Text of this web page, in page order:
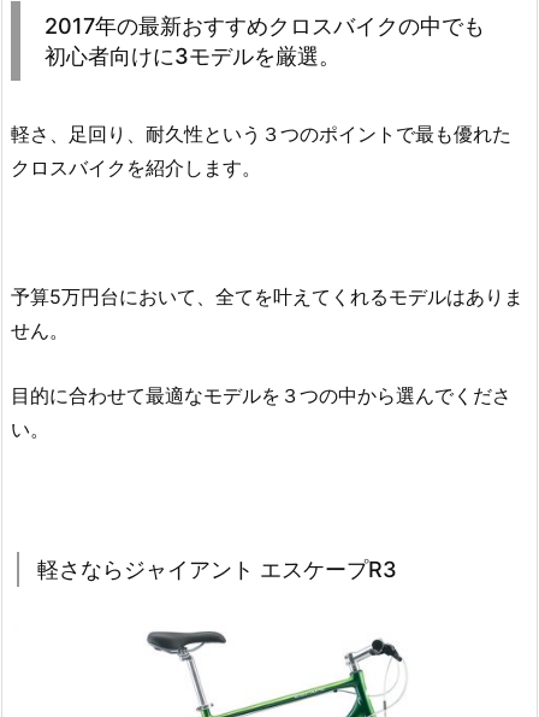
2017年の最新おすすめクロスバイクの中でも
初心者向けに3モデルを厳選。
軽さ、足回り、耐久性という３つのポイントで最も優れた
クロスバイクを紹介します。
予算5万円台において、全てを叶えてくれるモデルはありま
せん。
目的に合わせて最適なモデルを３つの中から選んでくださ
い。
軽さならジャイアント エスケープR3